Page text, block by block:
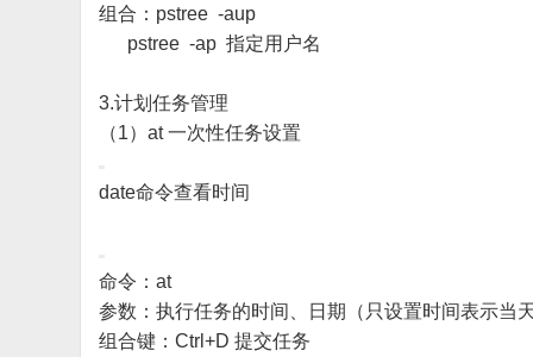
组合：pstree -aup
pstree -ap 指定用户名
3.计划任务管理
（1）at 一次性任务设置
date命令查看时间
命令：at
参数：执行任务的时间、日期（只设置时间表示当
组合键：Ctrl+D 提交任务